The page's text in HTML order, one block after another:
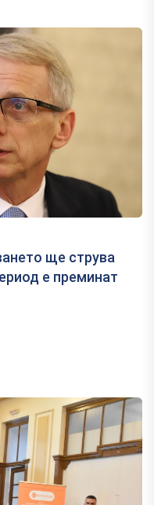
ще струва
е преминат